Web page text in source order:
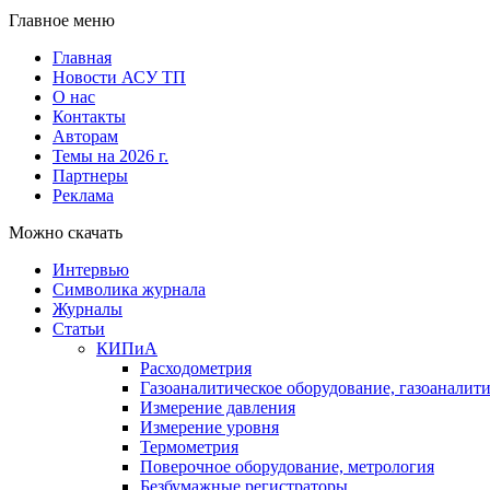
Главное меню
Главная
Новости АСУ ТП
О нас
Контакты
Авторам
Темы на 2026 г.
Партнеры
Реклама
Можно скачать
Интервью
Символика журнала
Журналы
Статьи
КИПиА
Расходометрия
Газоаналитическое оборудование,
Измерение давления
Измерение уровня
Термометрия
Поверочное оборудование, метрология